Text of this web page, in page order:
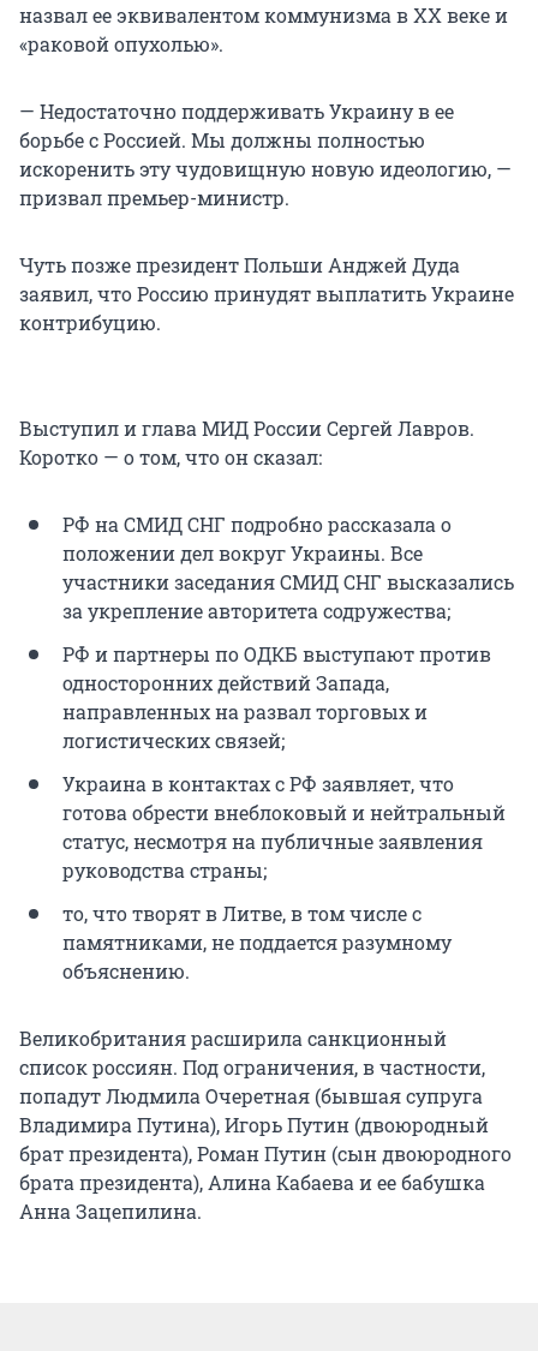
назвал ее эквивалентом коммунизма в XX веке и
«раковой опухолью».
— Недостаточно поддерживать Украину в ее
борьбе с Россией. Мы должны полностью
искоренить эту чудовищную новую идеологию, —
призвал премьер-министр.
Чуть позже президент Польши Анджей Дуда
заявил, что Россию принудят выплатить Украине
контрибуцию.
Выступил и глава МИД России Сергей Лавров.
Коротко — о том, что он сказал:
РФ на СМИД СНГ подробно рассказала о
положении дел вокруг Украины. Все
участники заседания СМИД СНГ высказались
за укрепление авторитета содружества;
РФ и партнеры по ОДКБ выступают против
односторонних действий Запада,
направленных на развал торговых и
логистических связей;
Украина в контактах с РФ заявляет, что
готова обрести внеблоковый и нейтральный
статус, несмотря на публичные заявления
руководства страны;
то, что творят в Литве, в том числе с
памятниками, не поддается разумному
объяснению.
Великобритания расширила санкционный
список россиян. Под ограничения, в частности,
попадут Людмила Очеретная (бывшая супруга
Владимира Путина), Игорь Путин (двоюродный
брат президента), Роман Путин (сын двоюродного
брата президента), Алина Кабаева и ее бабушка
Анна Зацепилина.